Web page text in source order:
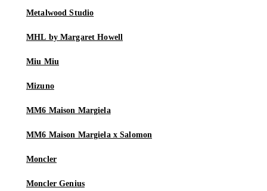
Metalwood Studio
MHL by Margaret Howell
Miu Miu
Mizuno
MM6 Maison Margiela
MM6 Maison Margiela x Salomon
Moncler
Moncler Genius